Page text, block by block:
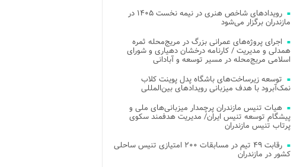
رویدادهای شاخص هنری در نیمه نخست ۱۴۰۵ در
مازندران برگزار می‌شود
اجرای پروژه‌های عمرانی بزرگ در مریج‌محله ثمره
همدلی و مدیریت / کارنامه درخشان دهیاری و شورای
اسلامی مریج‌محله در مسیر توسعه و آبادانی
توسعه زیرساخت‌های باشگاه پدل پوینت کلاب
نمک‌آبرود با هدف میزبانی رویدادهای بین‌المللی
هیات تنیس مازندران پرچمدار میزبانی‌های ملی و
پیشگام توسعه تنیس ایران/ مدیریت هدفمند سکوی
پرتاب تنیس مازندران
رقابت ۴۹ تیم در مسابقات ۲۰۰ امتیازی تنیس ساحلی
کشور در مازندران